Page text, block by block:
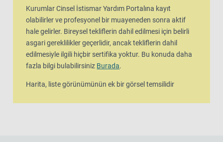
Kurumlar Cinsel İstismar Yardım Portalına kayıt
olabilirler ve profesyonel bir muayeneden sonra aktif
hale gelirler. Bireysel tekliflerin dahil edilmesi için belirli
asgari gereklilikler geçerlidir, ancak tekliflerin dahil
edilmesiyle ilgili hiçbir sertifika yoktur. Bu konuda daha
fazla bilgi bulabilirsiniz Burada.
Harita, liste görünümünün ek bir görsel temsilidir